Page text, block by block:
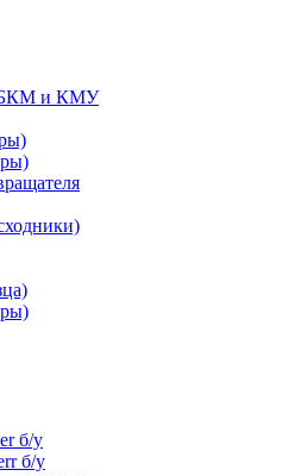
БКМ и КМУ
б/у
б/у